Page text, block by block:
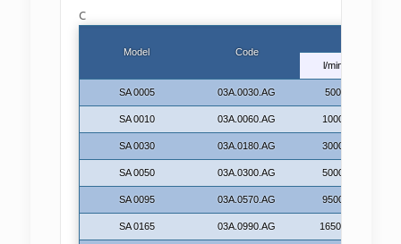
C
Model Code
l/min
SA 0005 03A.0030.AG 500
SA 0010 03A.0060.AG 1000
SA 0030 03A.0180.AG 3000
SA 0050 03A.0300.AG 5000
SA 0095 03A.0570.AG 9500
SA 0165 03A.0990.AG 16500